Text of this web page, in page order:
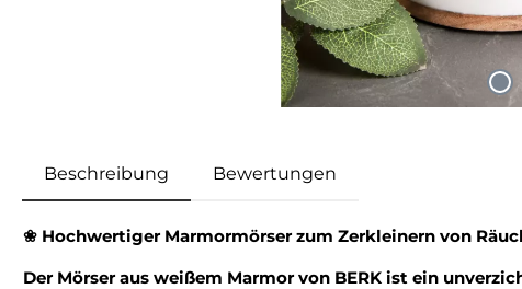
Beschreibung Bewertungen
❀ Hochwertiger Marmormörser zum Zerkleinern von
Der Mörser aus weißem Marmor von BERK ist ein